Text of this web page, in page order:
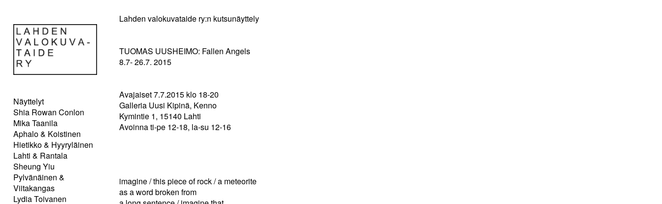
Näyttelyt
Shia Rowan Conlon
Mika Taanila
Aphalo & Koistinen
Hietikko & Hyyryläinen
Lahti & Rantala
Sheung Yiu
Pylvänäinen &
Viitakangas
Lydia Toivanen
Lahden valokuvataide ry:n kutsunäyttely
TUOMAS UUSHEIMO: Fallen Angels
8.7- 26.7. 2015
Avajaiset 7.7.2015 klo 18-20
Galleria Uusi Kipinä, Kenno
Kymintie 1, 15140 Lahti
Avoinna ti-pe 12-18, la-su 12-16
imagine / this piece of rock / a meteorite
as a word broken from